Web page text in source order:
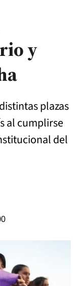
y
plazas
al cumplirse
del